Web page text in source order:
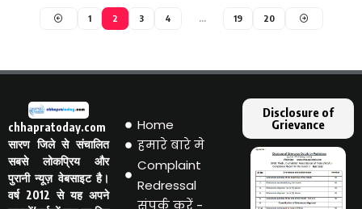
1 2 3 4 … 19 20
chhapratoday.com
सारण जिले से संचालित
सबसे लोकप्रिय और
पुरानी न्यूज़ वेबसाइट है।
वर्ष 2012 से यह अपने
Home
हमारे बारे मे
Complaint
Redressal
Disclosure of
Grievance